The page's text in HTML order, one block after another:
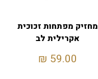
מחזיק מפתחות זכוכית
אקרילית לב
59.00
₪